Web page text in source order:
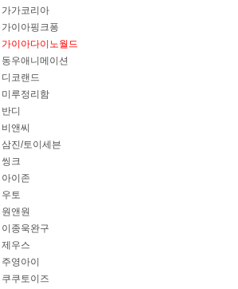
가가코리아
가이아핑크퐁
가이아다이노월드
동우애니메이션
디코랜드
미루정리함
반디
비앤씨
삼진/토이세븐
씽크
아이존
우토
원앤원
이종욱완구
제우스
주영아이
쿠쿠토이즈